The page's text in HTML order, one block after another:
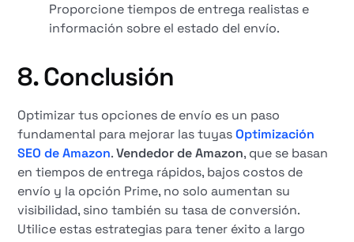
Proporcione tiempos de entrega realistas e
información sobre el estado del envío.
8. Conclusión
Optimizar tus opciones de envío es un paso
fundamental para mejorar las tuyasOptimización
SEO de Amazon.Vendedor de Amazon, que se basan
en tiempos de entrega rápidos, bajos costos de
envío y la opción Prime, no solo aumentan su
visibilidad, sino también su tasa de conversión.
Utilice estas estrategias para tener éxito a largo